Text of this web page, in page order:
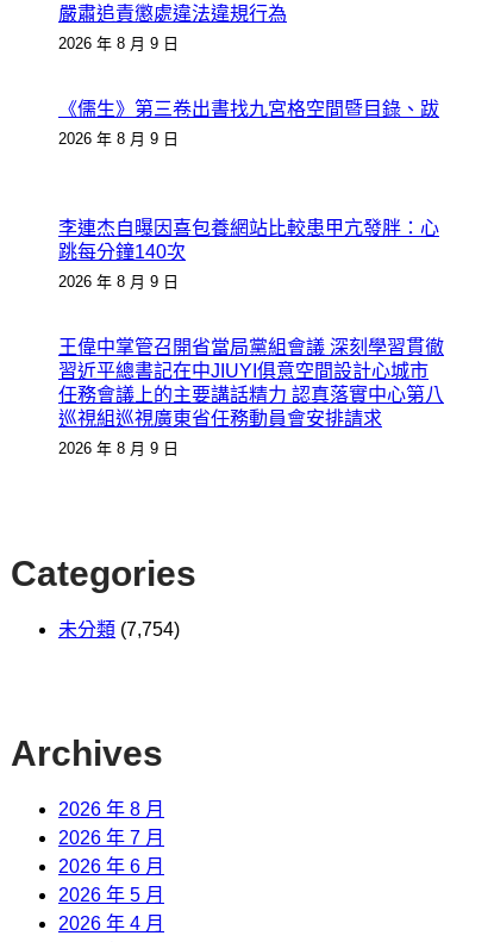
嚴肅追責懲處違法違規行為
2026 年 8 月 9 日
《儒生》第三卷出書找九宮格空間暨目錄、跋
2026 年 8 月 9 日
李連杰自曝因喜包養網站比較患甲亢發胖：心
跳每分鐘140次
2026 年 8 月 9 日
王偉中掌管召開省當局黨組會議 深刻學習貫徹
習近平總書記在中JIUYI俱意空間設計心城市
任務會議上的主要講話精力 認真落實中心第八
巡視組巡視廣東省任務動員會安排請求
2026 年 8 月 9 日
Categories
未分類 (7,754)
Archives
2026 年 8 月
2026 年 7 月
2026 年 6 月
2026 年 5 月
2026 年 4 月